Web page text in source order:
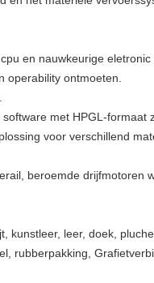
en nauwkeurige
operability ontmoeten.
met HPGL-formaat
voor verschillend
beroemde drijfmotoren
kunstleer, leer, doek,
rubberpakking,